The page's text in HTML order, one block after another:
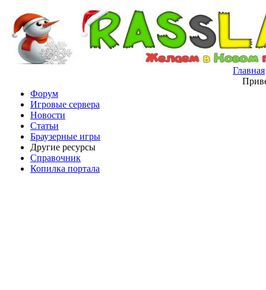
Главная
Форум
Игровые сервера
Новости
Статьи
Браузерные игры
Другие ресурсы
Справочник
Копилка портала